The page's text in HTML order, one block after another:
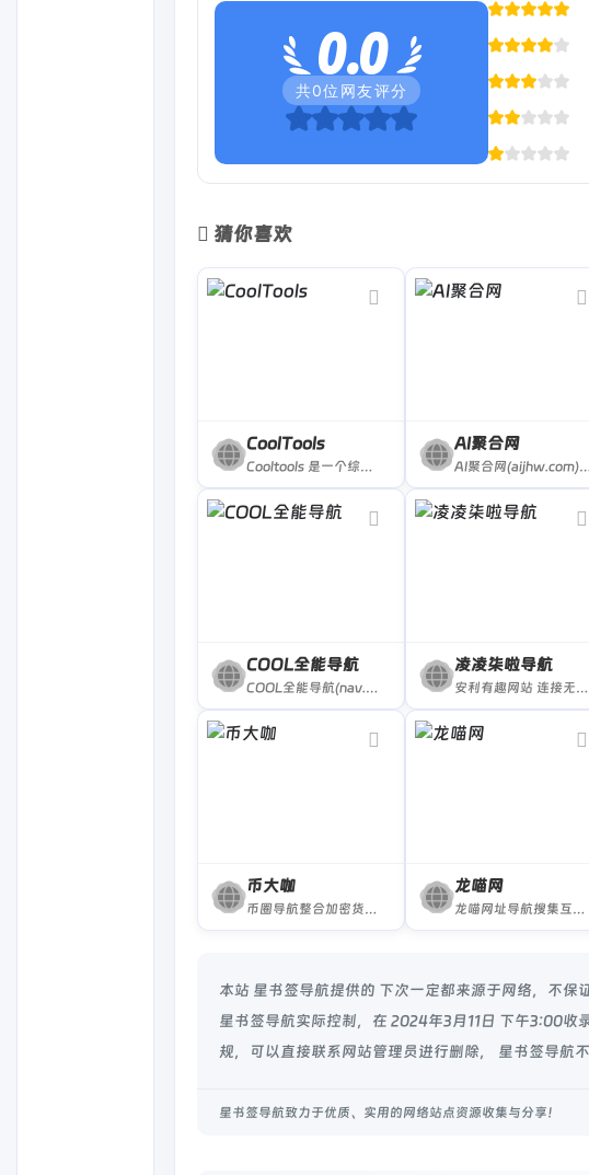
。下次一定网站承诺所有资源均免费提供，
制度，真正实现“零成本”获取资源。
应用场景
–日常办公：免费下载效率工具、办公模板、PPT素材
–兴趣探索：获取设计素材、音效包、软件插件等，满
0.0
共0位网友评分
猜你喜欢
CoolTools
Cooltools 是一个综合导航网站。这里面包含几百个热门的常用网站；还有专门的AI网站页面，包含了400+ AI工具；还有开发者常用网站集合；还有设计师常用网站集合。
AI聚合网
AI聚合网(aijhw.com)聚合全网免费宝藏资源网址，拥有聚合搜索引擎，收录了用户需要的各类
COOL全能导航
COOL全能导航(nav.cocotoolset.cn)专注于打造一款实用，分类清晰，安全高效，便捷直达，丰富有趣，兼办公，学习，娱乐，生活于一身的上网导航神器，网站slogan是“酷导航，全能王”
凌凌柒啦导航
安利有趣网站 连接无限世界
币大咖
币圈导航整合加密货币相关网址，涵盖交易、钱包、NFT、资讯、安全等内容，助你高效进入区块链世界，轻松查找所需工具。
龙喵网
龙喵网址导航搜集互联网各种优秀的网站网址,打造全网最实用的，简洁，绿色网址导航，同时支持自定义网址，网址导航，选龙喵导航!
本站 星书签导航提供的 下次一定都来源于网络，不
星书签导航实际控制，在 2024年3月11日 下午3:00
规，可以直接联系网站管理员进行删除， 星书签导航不
星书签导航致力于优质、实用的网络站点资源收集与分享！